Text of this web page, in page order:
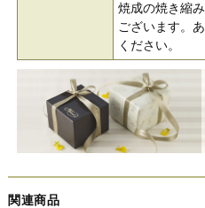
焼成の焼き縮
ございます。
ください。
関連商品